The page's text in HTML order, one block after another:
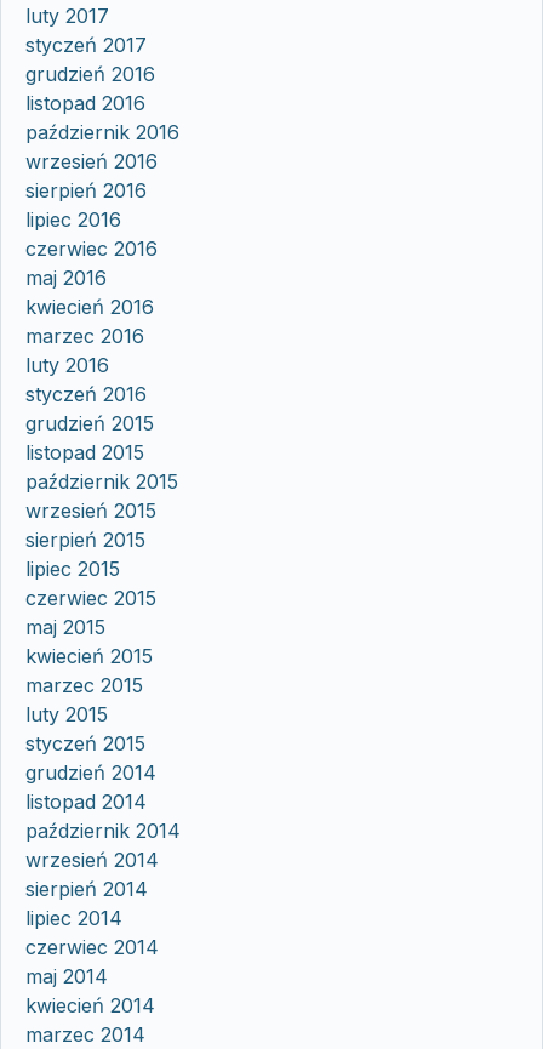
luty 2017
styczeń 2017
grudzień 2016
listopad 2016
październik 2016
wrzesień 2016
sierpień 2016
lipiec 2016
czerwiec 2016
maj 2016
kwiecień 2016
marzec 2016
luty 2016
styczeń 2016
grudzień 2015
listopad 2015
październik 2015
wrzesień 2015
sierpień 2015
lipiec 2015
czerwiec 2015
maj 2015
kwiecień 2015
marzec 2015
luty 2015
styczeń 2015
grudzień 2014
listopad 2014
październik 2014
wrzesień 2014
sierpień 2014
lipiec 2014
czerwiec 2014
maj 2014
kwiecień 2014
marzec 2014